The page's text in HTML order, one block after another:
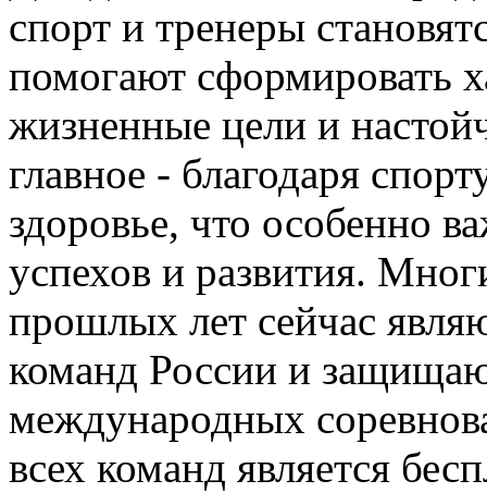
спорт и тренеры
помогают сформировать
жизненные цели и
главное - благодаря
здоровье, что особенно
успехов и развития.
прошлых лет сейчас
команд России и
международных
всех команд является